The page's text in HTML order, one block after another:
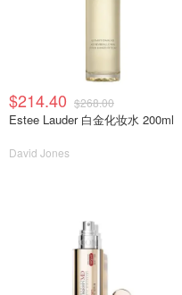
$214.40 $268.00
Estee Lauder 白金化妆水 200ml
David Jones